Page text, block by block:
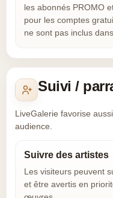
les abonnés PROMO
pour les comptes
ne sont pas inclus
Suivi /
LiveGalerie favorise
audience.
Suivre des artistes
Les visiteurs peuvent
et être avertis en